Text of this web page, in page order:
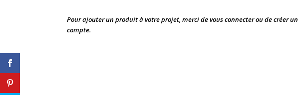
Pour ajouter un produit à votre projet, merci de vous connecter ou de créer un
compte.